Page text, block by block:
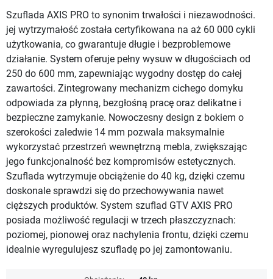
Szuflada AXIS PRO to synonim trwałości i niezawodności.
jej wytrzymałość została certyfikowana na aż 60 000 cykli
użytkowania, co gwarantuje długie i bezproblemowe
działanie. System oferuje pełny wysuw w długościach od
250 do 600 mm, zapewniając wygodny dostęp do całej
zawartości. Zintegrowany mechanizm cichego domyku
odpowiada za płynną, bezgłośną pracę oraz delikatne i
bezpieczne zamykanie. Nowoczesny design z bokiem o
szerokości zaledwie 14 mm pozwala maksymalnie
wykorzystać przestrzeń wewnętrzną mebla, zwiększając
jego funkcjonalność bez kompromisów estetycznych.
Szuflada wytrzymuje obciążenie do 40 kg, dzięki czemu
doskonale sprawdzi się do przechowywania nawet
cięższych produktów. System szuflad GTV AXIS PRO
posiada możliwość regulacji w trzech płaszczyznach:
poziomej, pionowej oraz nachylenia frontu, dzięki czemu
idealnie wyregulujesz szufladę po jej zamontowaniu.